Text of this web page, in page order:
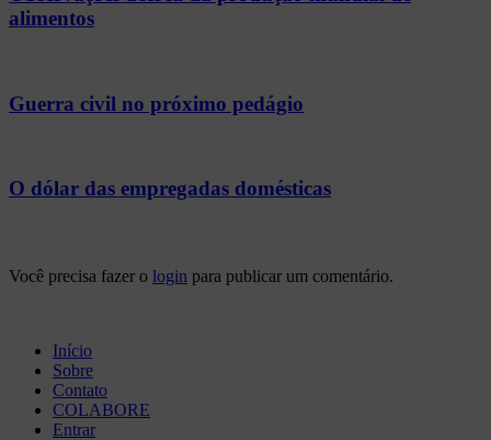
alimentos
Guerra civil no próximo pedágio
O dólar das empregadas domésticas
Você precisa fazer o login para publicar um comentário.
Início
Sobre
Contato
COLABORE
Entrar